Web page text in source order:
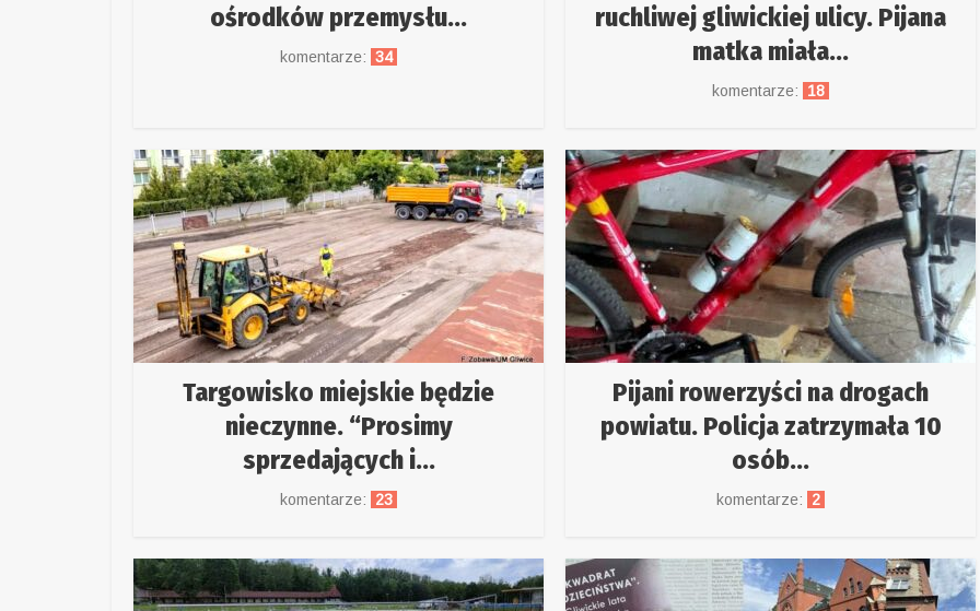
ośrodków przemysłu...
komentarze: 34
ruchliwej gliwickiej ulicy. Pijana
matka miała...
komentarze: 18
Targowisko miejskie będzie
nieczynne. “Prosimy
sprzedających i...
komentarze: 23
Pijani rowerzyści na drogach
powiatu. Policja zatrzymała 10
osób...
komentarze: 2